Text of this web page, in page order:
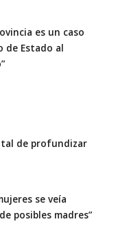
es un caso
de Estado al
de profundizar
se veía
posibles madres”